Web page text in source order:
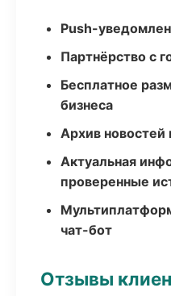
Push-
Партнёрство с
Бесплатное
бизнеса
Архив новостей
Актуальная
проверенные
чат-бот
Отзывы